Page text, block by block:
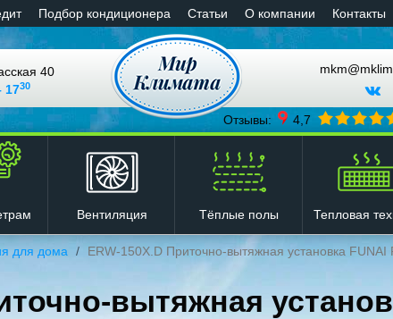
Подбор кондиционера Статьи О компании Контакты
40
1730
Отзывы: 4,7
Вентиляция Тёплые полы Тепловая
для дома ERW-150X.D Приточно-вытяжная установка FUNAI
вытяжная